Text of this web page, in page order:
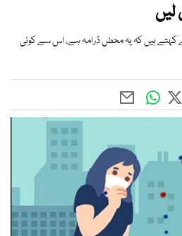
لیں
کہتے ہیں کہ یہ محض ڈرامہ ہے، اس سے کوئی